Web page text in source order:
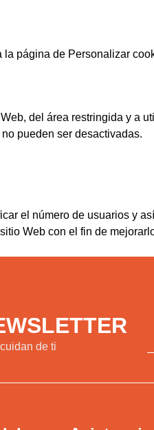
página de Personalizar
del área restringida y a
pueden ser desactivadas.
el número de usuarios y
Web con el fin de
de ti